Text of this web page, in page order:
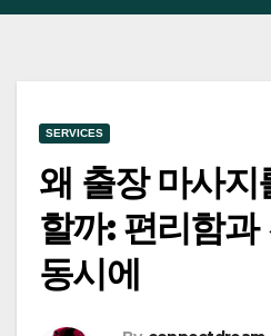
SERVICES
왜 출장 마사지
할까: 편리함과
동시에